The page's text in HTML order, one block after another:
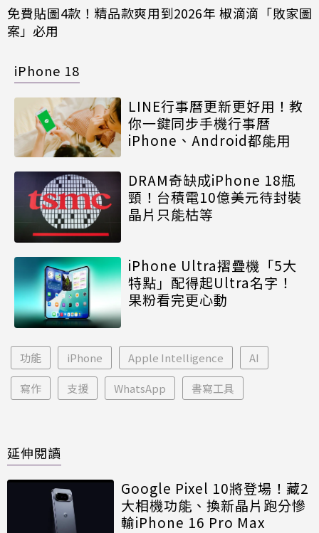
免費貼圖4款！精品款爽用到2026年 椒滴滴「敗家圖
案」必用
iPhone 18
LINE行事曆更新更好用！教
你一鍵同步手機行事曆
iPhone、Android都能用
DRAM奇缺成iPhone 18瓶
頸！台積電10億美元待封裝
晶片只能枯等
iPhone Ultra摺疊機「5大
特點」配得起Ultra名字！
果粉看完更心動
功能 iPhone Apple Intelligence AI
寫作 支援 WhatsApp 書寫工具
延伸閱讀
Google Pixel 10將登場！藏2
大相機功能、換新晶片跑分慘
輸iPhone 16 Pro Max